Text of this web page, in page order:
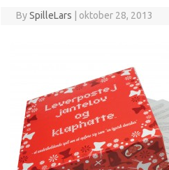
BySpilleLars oktober 28, 2013